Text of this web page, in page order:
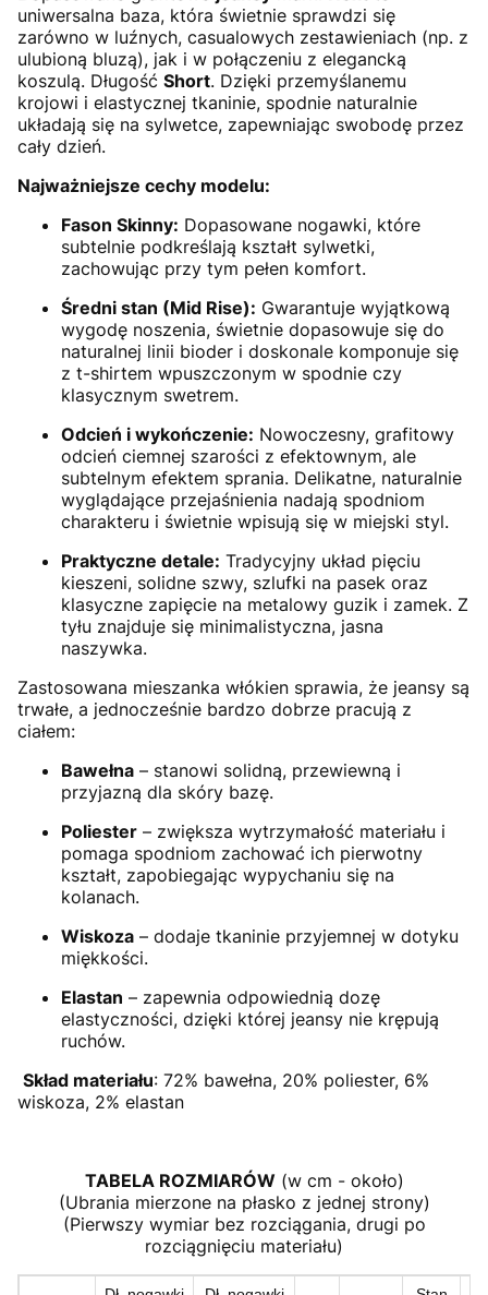
uniwersalna baza, która świetnie sprawdzi się
zarówno w luźnych, casualowych zestawieniach (np. z
ulubioną bluzą), jak i w połączeniu z elegancką
koszulą. Długość Short. Dzięki przemyślanemu
krojowi i elastycznej tkaninie, spodnie naturalnie
układają się na sylwetce, zapewniając swobodę przez
cały dzień.
Najważniejsze cechy modelu:
Fason Skinny: Dopasowane nogawki, które
subtelnie podkreślają kształt sylwetki,
zachowując przy tym pełen komfort.
Średni stan (Mid Rise): Gwarantuje wyjątkową
wygodę noszenia, świetnie dopasowuje się do
naturalnej linii bioder i doskonale komponuje się
z t-shirtem wpuszczonym w spodnie czy
klasycznym swetrem.
Odcień i wykończenie: Nowoczesny, grafitowy
odcień ciemnej szarości z efektownym, ale
subtelnym efektem sprania. Delikatne, naturalnie
wyglądające przejaśnienia nadają spodniom
charakteru i świetnie wpisują się w miejski styl.
Praktyczne detale: Tradycyjny układ pięciu
kieszeni, solidne szwy, szlufki na pasek oraz
klasyczne zapięcie na metalowy guzik i zamek. Z
tyłu znajduje się minimalistyczna, jasna
naszywka.
Zastosowana mieszanka włókien sprawia, że jeansy są
trwałe, a jednocześnie bardzo dobrze pracują z
ciałem:
Bawełna – stanowi solidną, przewiewną i
przyjazną dla skóry bazę.
Poliester – zwiększa wytrzymałość materiału i
pomaga spodniom zachować ich pierwotny
kształt, zapobiegając wypychaniu się na
kolanach.
Wiskoza – dodaje tkaninie przyjemnej w dotyku
miękkości.
Elastan – zapewnia odpowiednią dozę
elastyczności, dzięki której jeansy nie krępują
ruchów.
Skład materiału: 72% bawełna, 20% poliester, 6%
wiskoza, 2% elastan
TABELA ROZMIARÓW(w cm - około)
(Ubrania mierzone na płasko z jednej strony)
(Pierwszy wymiar bez rozciągania, drugi po
rozciągnięciu materiału)